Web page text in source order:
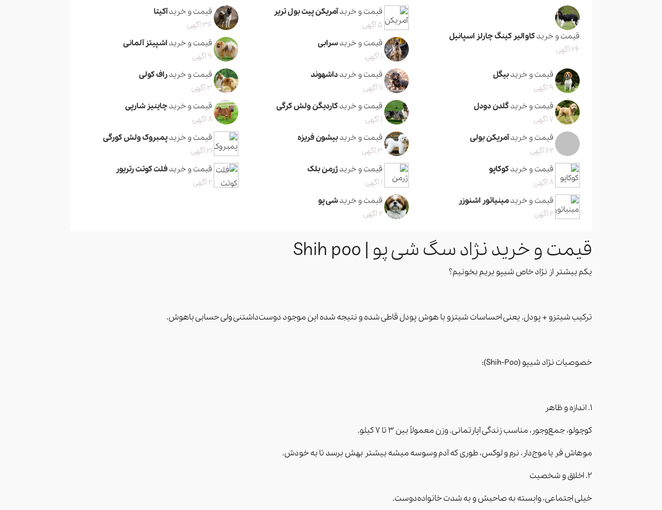
قیمت و خریدکاوالیر کینگ چارلز اسپانیل
24 آگهی
قیمت و خریدآمریکن پیت بول تریر
5 آگهی
قیمت و خریدآکیتا
36 آگهی
قیمت و خریدسرابی
1 آگهی
قیمت و خرید اشپیتز آلمانی
9 آگهی
قیمت و خریدبیگل
9 آگهی
قیمت و خریدداشهوند
11 آگهی
قیمت و خریدراف کولی
3 آگهی
قیمت و خریدگلدن دودل
7 آگهی
قیمت و خریدکاردیگن ولش کرگی
1 آگهی
قیمت و خریدچاینیز شارپی
8 آگهی
قیمت و خریدآمریکن بولی
22 آگهی
قیمت و خریدبیشون فریزه
3 آگهی
قیمت و خریدپمبروک ولش کورگی
21 آگهی
قیمت و خریدکوکاپو
8 آگهی
قیمت و خریدژرمن بلک
1 آگهی
قیمت و خریدفلت کوتت رتریور
2 آگهی
قیمت و خریدمینیاتور اشنوزر
2 آگهی
قیمت و خریدشی پو
2 آگهی
قیمت و خرید نژاد سگ شی پو | Shih poo
یکم بیشتر از نژاد خاص شیپو بریم بخونیم؟
ترکیب شیتزو + پودل. یعنی احساسات شیتزو با هوش پودل قاطی شده و نتیجه شده این موجود دوست‌داشتنی ولی حسابی باهوش.
خصوصیات نژاد شیپو (Shih-Poo):
1. اندازه و ظاهر
کوچولو، جمع‌وجور، مناسب زندگی آپارتمانی. وزن معمولاً بین 3 تا 7 کیلو.
موهاش فر یا موج‌دار، نرم و لوکس، طوری که آدم وسوسه میشه بیشتر بهش برسد تا به خودش.
2. اخلاق و شخصیت
خیلی اجتماعی، وابسته به صاحبش و به شدت خانواده‌دوست.